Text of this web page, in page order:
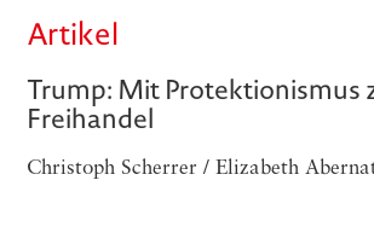
Artikel
Trump: Mit Protektionismus
Freihandel
Christoph Scherrer / Elizabeth